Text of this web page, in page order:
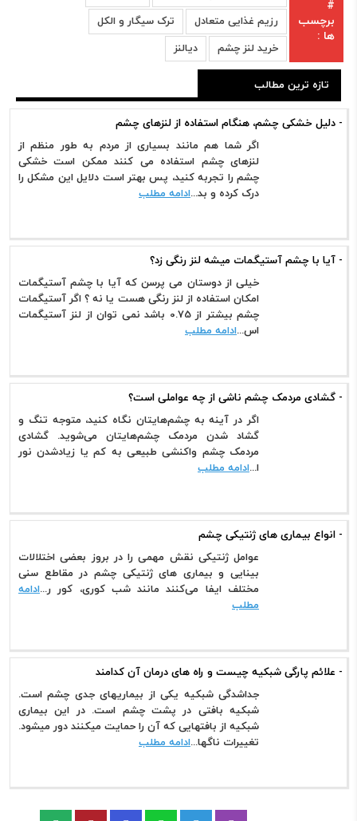
#
برچسب
ها :
رزیم غذایی متعادل
ترک سیگار و الکل
خرید لنز چشم
دیالنز
تازه ترین مطالب
- دلیل خشکی چشم، هنگام استفاده از لنزهای چشم
اگر شما هم مانند بسیاری از مردم به طور منظم از
لنزهای چشم استفاده می کنند ممکن است خشکی
چشم را تجربه کنید، پس بهتر است دلایل این مشکل را
درک کرده و بد...ادامه مطلب
- آیا با چشم آستیگمات میشه لنز رنگی زد؟
خیلی از دوستان می پرسن که آیا با چشم آستیگمات
امکان استفاده از لنز رنگی هست یا نه ؟ اگر آستیگمات
چشم بیشتر از 0.75 باشد نمی توان از لنز آستیگمات
اس...ادامه مطلب
- گشادی مردمک چشم ناشی از چه عواملی است؟
اگر در آینه به چشم‌هایتان نگاه کنید، متوجه تنگ و
گشاد شدن مردمک چشم‌هایتان می‌شوید. گشادی
مردمک چشم واکنشی طبیعی به کم یا زیادشدن نور
ا...ادامه مطلب
- انواع بیماری های ژنتیکی چشم
عوامل ژنتیکی نقش مهمی را در بروز بعضی اختلالات
بینایی و بیماری های ژنتیکی چشم در مقاطع سنی
مختلف ایفا می‌کنند مانند شب کوری، کور ر...ادامه
مطلب
- علائم پارگی شبکیه چیست و راه های درمان آن کدامند
جداشدگی شبکیه یکی از بیماریهای جدی چشم است.
شبکیه بافتی در پشت چشم است. در این بیماری
شبکیه از بافتهایی که آن را حمایت میکنند دور میشود.
تغییرات ناگها...ادامه مطلب